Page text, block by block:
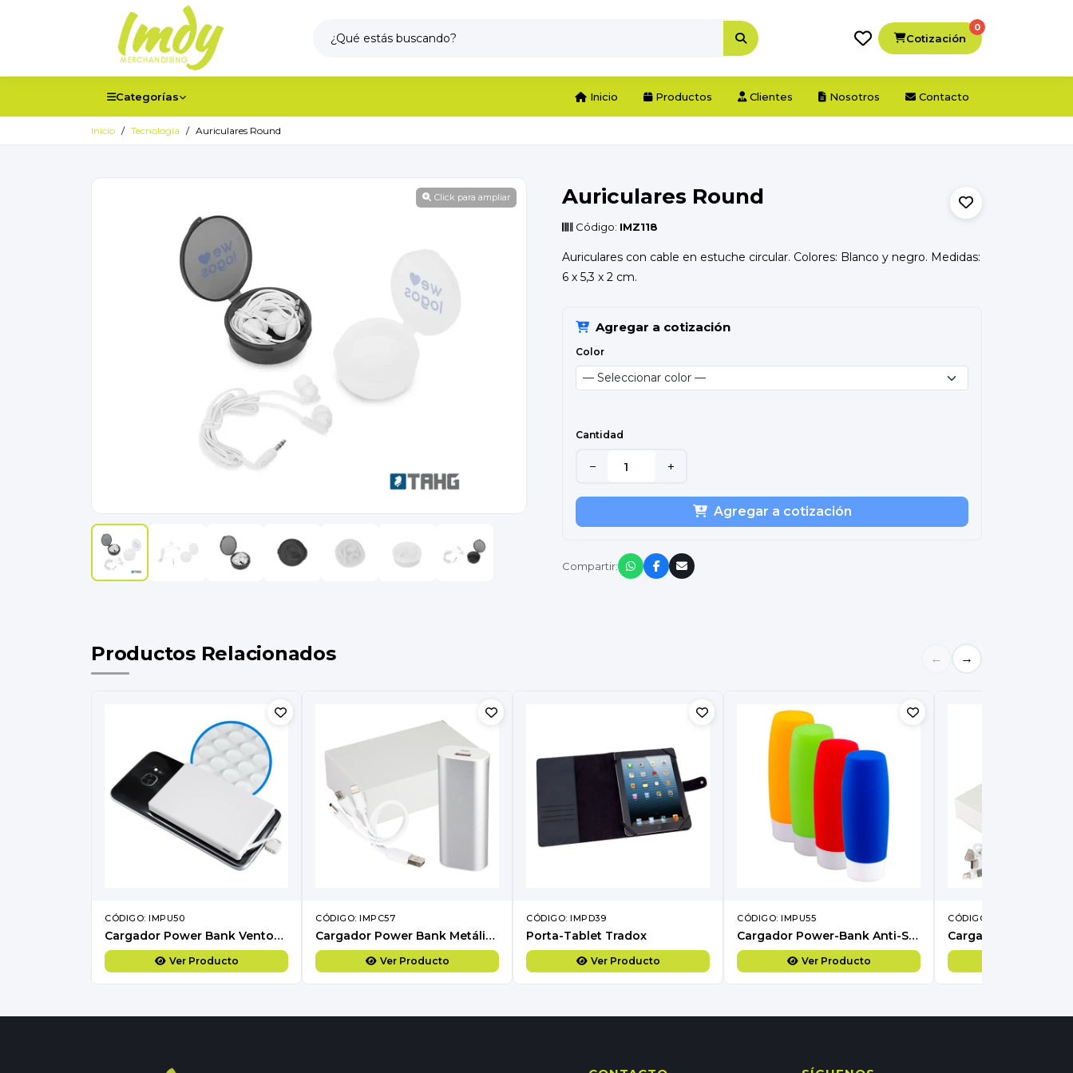
Cotización
0
Categorías Inicio Productos Clientes Nosotros Contacto
Inicio Tecnología Auriculares Round
Click para ampliar Auriculares Round
Código: IMZ118
Auriculares con cable en estuche circular. Colores: Blanco y negro. Medidas:
6 x 5,3 x 2 cm.
Agregar a cotización
Color
Cantidad
− +
Agregar a cotización
Compartir:
Productos Relacionados ← →
CÓDIGO: IMPU50
Cargador Power Bank Ventosas
Ver Producto
CÓDIGO: IMPC57
Cargador Power Bank Metálico 5200mAh
Ver Producto
CÓDIGO: IMPD39
Porta-Tablet Tradox
Ver Producto
CÓDIGO: IMPU55
Cargador Power-Bank Anti-Stress
Ver Producto
CÓDIGO: IMPC53